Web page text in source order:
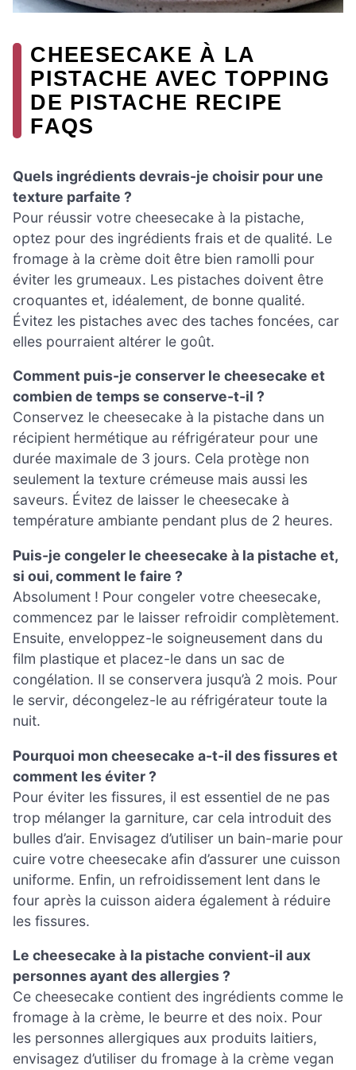
CHEESECAKE À LA
PISTACHE AVEC TOPPING
DE PISTACHE RECIPE
FAQS
Quels ingrédients devrais-je choisir pour une
texture parfaite ?
Pour réussir votre cheesecake à la pistache,
optez pour des ingrédients frais et de qualité. Le
fromage à la crème doit être bien ramolli pour
éviter les grumeaux. Les pistaches doivent être
croquantes et, idéalement, de bonne qualité.
Évitez les pistaches avec des taches foncées, car
elles pourraient altérer le goût.
Comment puis-je conserver le cheesecake et
combien de temps se conserve-t-il ?
Conservez le cheesecake à la pistache dans un
récipient hermétique au réfrigérateur pour une
durée maximale de 3 jours. Cela protège non
seulement la texture crémeuse mais aussi les
saveurs. Évitez de laisser le cheesecake à
température ambiante pendant plus de 2 heures.
Puis-je congeler le cheesecake à la pistache et,
si oui, comment le faire ?
Absolument ! Pour congeler votre cheesecake,
commencez par le laisser refroidir complètement.
Ensuite, enveloppez-le soigneusement dans du
film plastique et placez-le dans un sac de
congélation. Il se conservera jusqu’à 2 mois. Pour
le servir, décongelez-le au réfrigérateur toute la
nuit.
Pourquoi mon cheesecake a-t-il des fissures et
comment les éviter ?
Pour éviter les fissures, il est essentiel de ne pas
trop mélanger la garniture, car cela introduit des
bulles d’air. Envisagez d’utiliser un bain-marie pour
cuire votre cheesecake afin d’assurer une cuisson
uniforme. Enfin, un refroidissement lent dans le
four après la cuisson aidera également à réduire
les fissures.
Le cheesecake à la pistache convient-il aux
personnes ayant des allergies ?
Ce cheesecake contient des ingrédients comme le
fromage à la crème, le beurre et des noix. Pour
les personnes allergiques aux produits laitiers,
envisagez d’utiliser du fromage à la crème vegan